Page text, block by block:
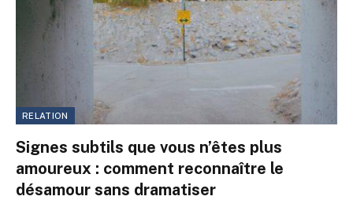
RELATION
Signes subtils que vous n’êtes plus
amoureux : comment reconnaître le
désamour sans dramatiser